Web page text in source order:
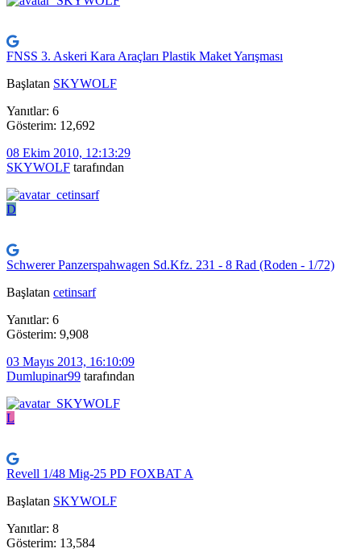
FNSS 3. Askeri Kara Araçları Plastik Maket Yarışması
Başlatan SKYWOLF
Yanıtlar: 6
Gösterim: 12,692
08 Ekim 2010, 12:13:29
SKYWOLF tarafından
D
Schwerer Panzerspahwagen Sd.Kfz. 231 - 8 Rad (Roden - 1/72)
Başlatan cetinsarf
Yanıtlar: 6
Gösterim: 9,908
03 Mayıs 2013, 16:10:09
Dumlupinar99 tarafından
L
Revell 1/48 Mig-25 PD FOXBAT A
Başlatan SKYWOLF
Yanıtlar: 8
Gösterim: 13,584